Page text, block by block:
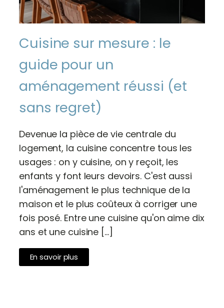
Cuisine sur mesure : le
guide pour un
aménagement réussi (et
sans regret)
Devenue la pièce de vie centrale du
logement, la cuisine concentre tous les
usages : on y cuisine, on y reçoit, les
enfants y font leurs devoirs. C'est aussi
l'aménagement le plus technique de la
maison et le plus coûteux à corriger une
fois posé. Entre une cuisine qu'on aime dix
ans et une cuisine […]
En savoir plus